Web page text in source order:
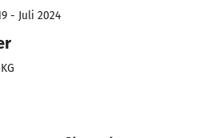
- Juli 2024